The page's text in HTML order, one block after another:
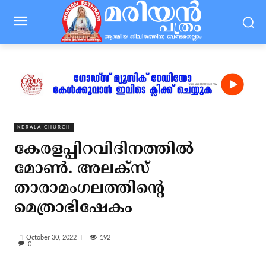
KERALA CHURCH
കേരളപ്പിറവിദിനത്തില്‍
മോണ്‍. അലക്‌സ്
താരാമംഗലത്തിന്റെ
മെത്രാഭിഷേകം
October 30, 2022
192
0